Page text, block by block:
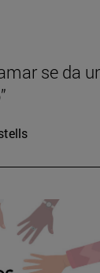
se da